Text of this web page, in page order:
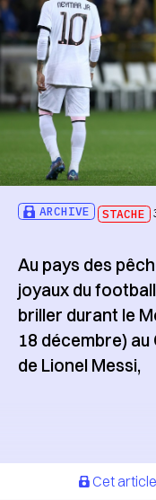
ARCHIVE STACHE
Au pays des
joyaux du
briller durant le
18 décembre)
de Lionel Messi,
Cet